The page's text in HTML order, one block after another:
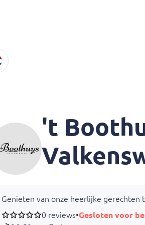
't
Genieten van onze heerlijke
0 reviews•Gesloten voor